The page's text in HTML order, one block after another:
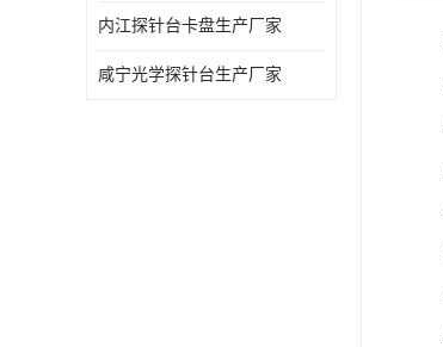
内江探针台卡盘生产厂家
咸宁光学探针台生产厂家